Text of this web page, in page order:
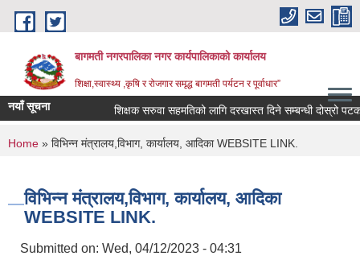
Skip to main content
बागमती नगरपालिका नगर कार्यपालिकाको कार्यालय
शिक्षा,स्वास्थ्य ,कृषि र रोजगार समृद्ध बागमती पर्यटन र पूर्वाधार”
नयाँ सूचना शिक्षक सरुवा सहमतिको लागि दरखास्त दिने सम्बन्धी दोस्रो पटक
You are here
Home » विभिन्न मंत्रालय,विभाग, कार्यालय, आदिका WEBSITE LINK.
विभिन्न मंत्रालय,विभाग, कार्यालय, आदिका
WEBSITE LINK.
Submitted on: Wed, 04/12/2023 - 04:31